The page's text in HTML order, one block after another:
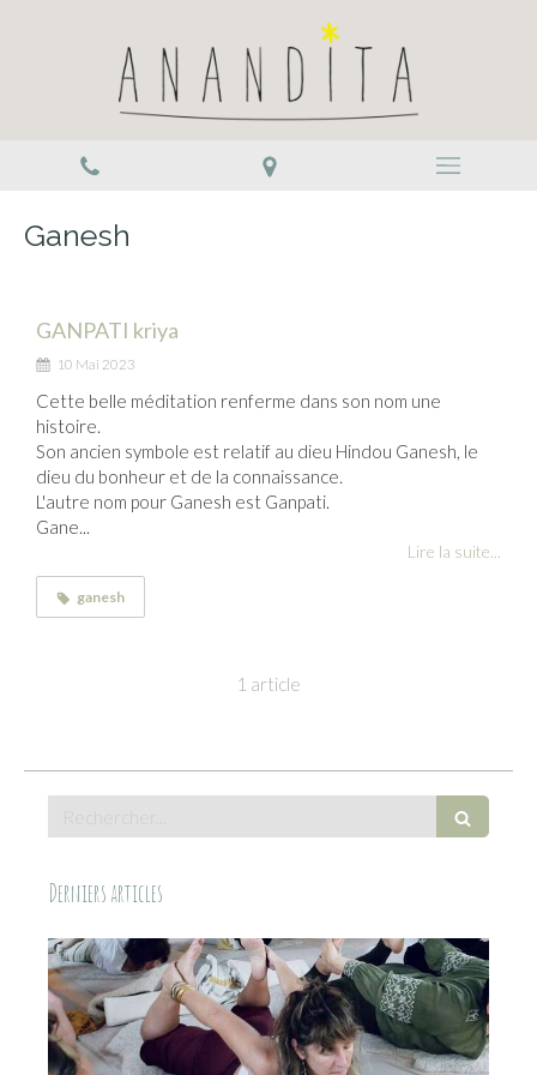
Ganesh
GANPATI kriya
10 Mai 2023
Cette belle méditation renferme dans son nom une
histoire.
Son ancien symbole est relatif au dieu Hindou Ganesh, le
dieu du bonheur et de la connaissance.
L'autre nom pour Ganesh est Ganpati.
Gane...
Lire la suite...
ganesh
1 article
Derniers articles